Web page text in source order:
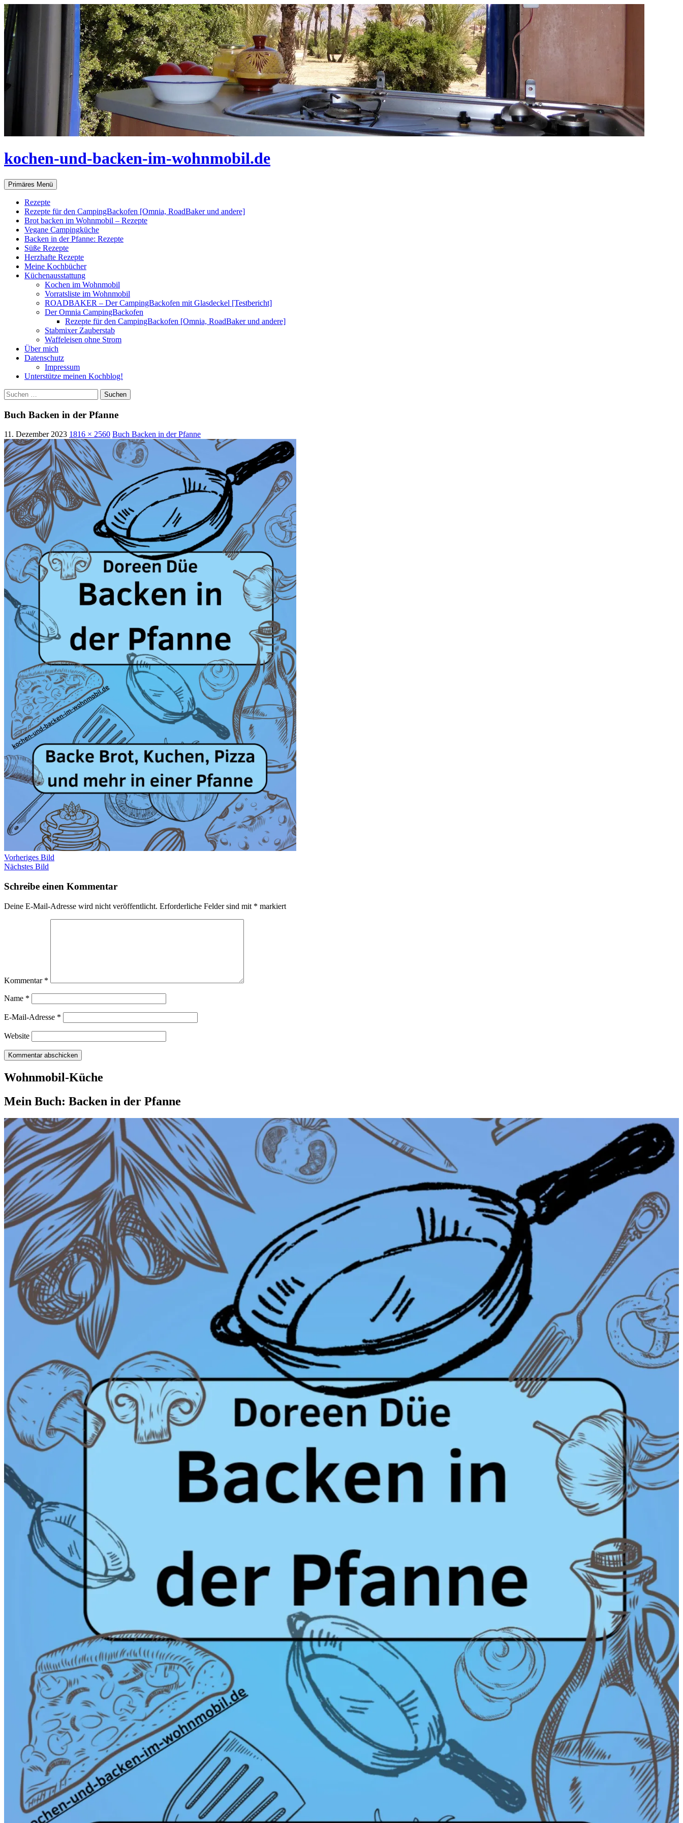
Zum
Inhalt
springen
kochen-und-backen-im-wohnmobil.de
Suchen
Primäres Menü
Rezepte
Rezepte für den CampingBackofen [Omnia, RoadBaker und andere]
Brot backen im Wohnmobil – Rezepte
Vegane Campingküche
Backen in der Pfanne: Rezepte
Süße Rezepte
Herzhafte Rezepte
Meine Kochbücher
Küchenausstattung
Kochen im Wohnmobil
Vorratsliste im Wohnmobil
ROADBAKER – Der CampingBackofen mit Glasdeckel [Testbericht]
Der Omnia CampingBackofen
Rezepte für den CampingBackofen [Omnia, RoadBaker und andere]
Stabmixer Zauberstab
Waffeleisen ohne Strom
Über mich
Datenschutz
Impressum
Unterstütze meinen Kochblog!
Suchen
nach:
Buch Backen in der Pfanne
11. Dezember 2023 1816 × 2560 Buch Backen in der Pfanne
Vorheriges Bild
Nächstes Bild
Schreibe einen Kommentar
Deine E-Mail-Adresse wird nicht veröffentlicht. Erforderliche Felder sind mit * markiert
Kommentar *
Name *
E-Mail-Adresse *
Website
Wohnmobil-Küche
Mein Buch: Backen in der Pfanne